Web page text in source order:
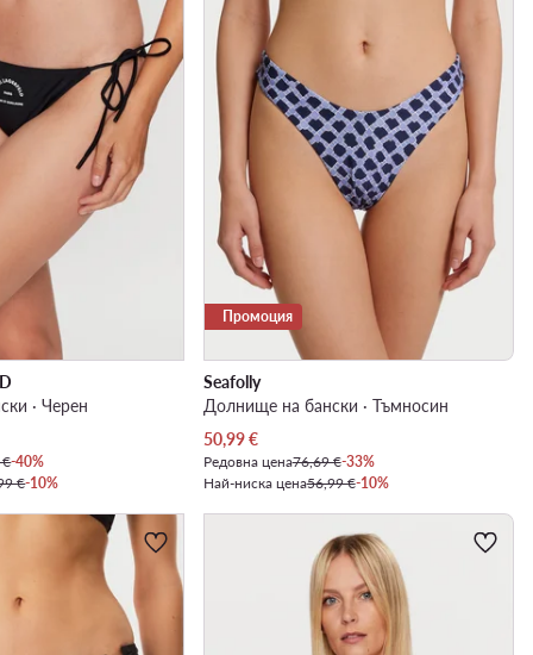
· Черен
€-40%
€-10%
Промоция
Seafolly
Долнище на бански · Тъмносин
Актуална цена
50,99€
Редовна цена76,69 €-33%
Най-ниска цена56,99 €-10%